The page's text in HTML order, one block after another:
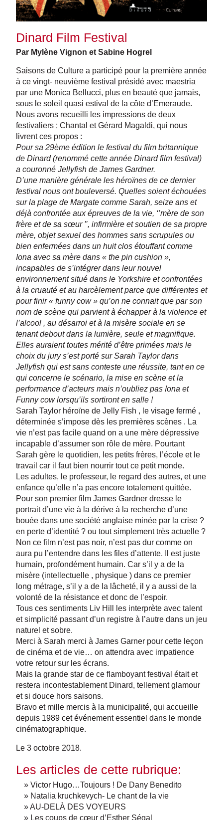
Dinard Film Festival
Par Mylène Vignon et Sabine Hogrel
Saisons de Culture a participé pour la première année
à ce vingt- neuvième festival présidé avec maestria
par une Monica Bellucci, plus en beauté que jamais,
sous le soleil quasi estival de la côte d’Emeraude.
Nous avons recueilli les impressions de deux
festivaliers ; Chantal et Gérard Magaldi, qui nous
livrent ces propos :
Pour sa 29ème édition le festival du film britannique
de Dinard (renommé cette année Dinard film festival)
a couronné Jellyfish de James Gardner.
D’une manière générale les héroïnes de ce dernier
festival nous ont bouleversé. Quelles soient échouées
sur la plage de Margate comme Sarah, seize ans et
déjà confrontée aux épreuves de la vie, ‘’mère de son
frère et de sa sœur ’’, infirmière et soutien de sa propre
mère, objet sexuel des hommes sans scrupules ou
bien enfermées dans un huit clos étouffant comme
Iona avec sa mère dans « the pin cushion »,
incapables de s’intégrer dans leur nouvel
environnement situé dans le Yorkshire et confrontées
à la cruauté et au harcèlement parce que différentes et
pour finir « funny cow » qu’on ne connait que par son
nom de scène qui parvient à échapper à la violence et
l’alcool , au désarroi et à la misère sociale en se
tenant debout dans la lumière, seule et magnifique.
Elles auraient toutes mérité d’être primées mais le
choix du jury s’est porté sur Sarah Taylor dans
Jellyfish qui est sans conteste une réussite, tant en ce
qui concerne le scénario, la mise en scène et la
performance d’acteurs mais n’oubliez pas Iona et
Funny cow lorsqu’ils sortiront en salle !
Sarah Taylor héroïne de Jelly Fish , le visage fermé ,
déterminée s’impose dès les premières scènes . La
vie n’est pas facile quand on a une mère dépressive
incapable d’assumer son rôle de mère. Pourtant
Sarah gère le quotidien, les petits frères, l’école et le
travail car il faut bien nourrir tout ce petit monde.
Les adultes, le professeur, le regard des autres, et une
enfance qu’elle n’a pas encore totalement quittée.
Pour son premier film James Gardner dresse le
portrait d’une vie à la dérive à la recherche d’une
bouée dans une société anglaise minée par la crise ?
en perte d’identité ? ou tout simplement très actuelle ?
Non ce film n’est pas noir, n’est pas dur comme on
aura pu l’entendre dans les files d’attente. Il est juste
humain, profondément humain. Car s’il y a de la
misère (intellectuelle , physique ) dans ce premier
long métrage, s’il y a de la lâcheté, il y a aussi de la
volonté de la résistance et donc de l’espoir.
Tous ces sentiments Liv Hill les interprète avec talent
et simplicité passant d’un registre à l’autre dans un jeu
naturel et sobre.
Merci à Sarah merci à James Garner pour cette leçon
de cinéma et de vie… on attendra avec impatience
votre retour sur les écrans.
Mais la grande star de ce flamboyant festival était et
restera incontestablement Dinard, tellement glamour
et si douce hors saisons.
Bravo et mille mercis à la municipalité, qui accueille
depuis 1989 cet événement essentiel dans le monde
cinématographique.
Le 3 octobre 2018.
Les articles de cette rubrique:
» Victor Hugo…Toujours ! De Dany Benedito
» Natalia kruchkevych- Le chant de la vie
» AU-DELÀ DES VOYEURS
» Les coups de cœur d’Esther Ségal